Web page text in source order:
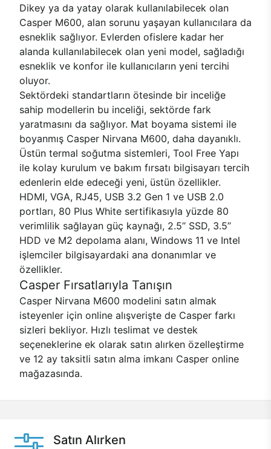
Dikey ya da yatay olarak kullanılabilecek olan
Casper M600, alan sorunu yaşayan kullanıcılara da
esneklik sağlıyor. Evlerden ofislere kadar her
alanda kullanılabilecek olan yeni model, sağladığı
esneklik ve konfor ile kullanıcıların yeni tercihi
oluyor.
Sektördeki standartların ötesinde bir inceliğe
sahip modellerin bu inceliği, sektörde fark
yaratmasını da sağlıyor. Mat boyama sistemi ile
boyanmış Casper Nirvana M600, daha dayanıklı.
Üstün termal soğutma sistemleri, Tool Free Yapı
ile kolay kurulum ve bakım fırsatı bilgisayarı tercih
edenlerin elde edeceği yeni, üstün özellikler.
HDMI, VGA, RJ45, USB 3.2 Gen 1 ve USB 2.0
portları, 80 Plus White sertifikasıyla yüzde 80
verimlilik sağlayan güç kaynağı, 2.5’’ SSD, 3.5’’
HDD ve M2 depolama alanı, Windows 11 ve Intel
işlemciler bilgisayardaki ana donanımlar ve
özellikler.
Casper Fırsatlarıyla Tanışın
Casper Nirvana M600 modelini satın almak
isteyenler için online alışverişte de Casper farkı
sizleri bekliyor. Hızlı teslimat ve destek
seçeneklerine ek olarak satın alırken özelleştirme
ve 12 ay taksitli satın alma imkanı Casper online
mağazasında.
Satın Alırken